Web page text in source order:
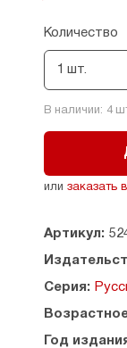
в
и власти, о
Количество
1 шт.
В наличии: 4
или заказать
Артикул:
Серия:
Год